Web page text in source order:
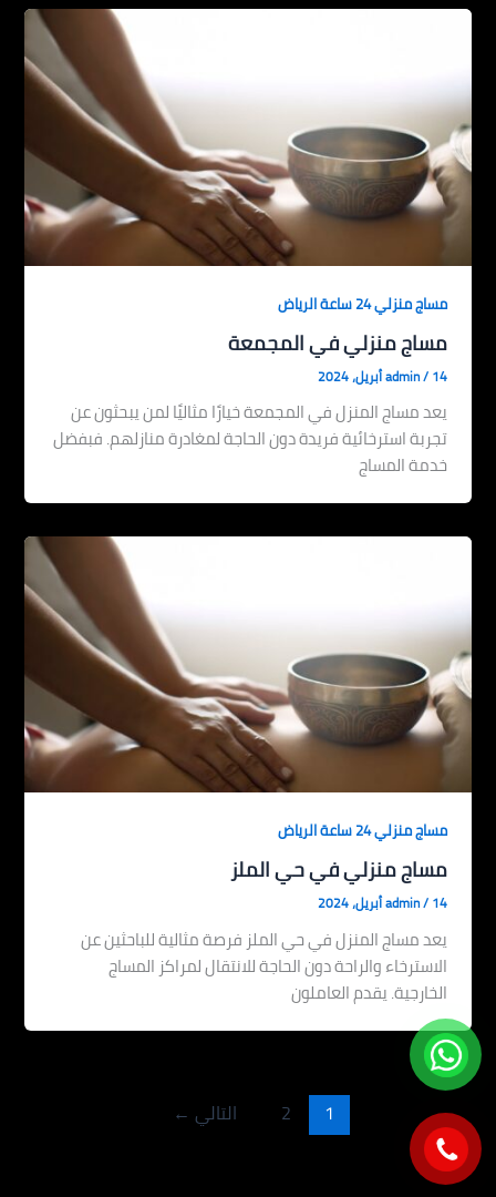
مساج منزلي 24 ساعة الرياض
مساج منزلي في المجمعة
admin/14 أبريل، 2024
يعد مساج المنزل في المجمعة خيارًا مثاليًا لمن يبحثون عن
تجربة استرخائية فريدة دون الحاجة لمغادرة منازلهم. فبفضل
خدمة المساج
مساج منزلي 24 ساعة الرياض
مساج منزلي في حي الملز
admin/14 أبريل، 2024
يعد مساج المنزل في حي الملز فرصة مثالية للباحثين عن
الاسترخاء والراحة دون الحاجة للانتقال لمراكز المساج
الخارجية. يقدم العاملون
1
2 التالي ←